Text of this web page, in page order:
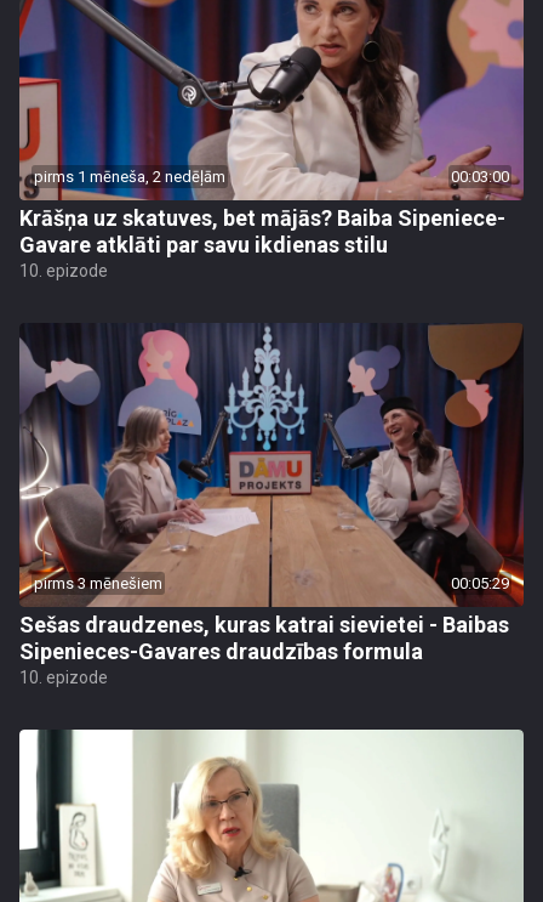
pirms 1 mēneša, 2 nedēļām 00:03:00
Krāšņa uz skatuves, bet mājās? Baiba Sipeniece-
Gavare atklāti par savu ikdienas stilu
10. epizode
pirms 3 mēnešiem 00:05:29
Sešas draudzenes, kuras katrai sievietei - Baibas
Sipenieces-Gavares draudzības formula
10. epizode